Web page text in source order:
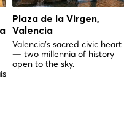
Plaza de la Virgen,
Valencia
Valencia's sacred civic heart
— two millennia of history
open to the sky.